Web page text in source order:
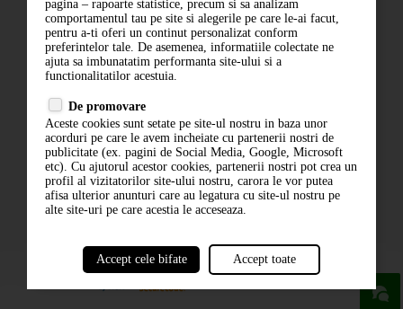
ABONARE LA NEWSLETTER
ABONARE
pagina – rapoarte statistice, precum si sa analizam
comportamentul tau pe site si alegerile pe care le-ai facut,
pentru a-ti oferi un continut personalizat conform
preferintelor tale. De asemenea, informatiile colectate ne
ajuta sa imbunatatim performanta site-ului si a
functionalitatilor acestuia.
De promovare
Aceste cookies sunt setate pe site-ul nostru in baza unor
acorduri pe care le avem incheiate cu partenerii nostri de
publicitate (ex. pagini de Social Media, Google, Microsoft
etc). Cu ajutorul acestor cookies, partenerii nostri pot crea un
profil al vizitatorilor site-ului nostru, carora le vor putea
afisa ulterior anunturi care au legatura cu site-ul nostru pe
alte site-uri pe care acestia le acceseaza.
Accept cele bifate Accept toate